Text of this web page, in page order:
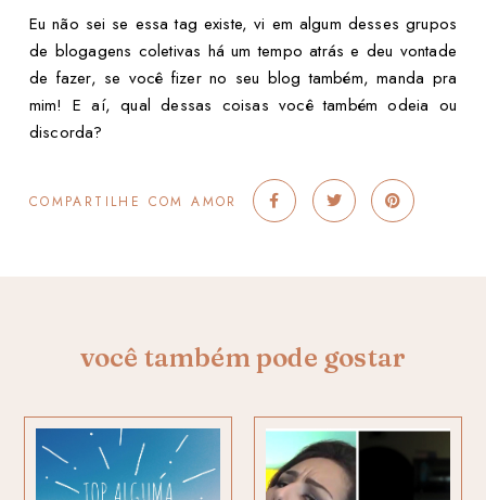
Eu não sei se essa tag existe, vi em algum desses grupos
de blogagens coletivas há um tempo atrás e deu vontade
de fazer, se você fizer no seu blog também, manda pra
mim! E aí, qual dessas coisas você também odeia ou
discorda?
COMPARTILHE COM AMOR
você também pode gostar